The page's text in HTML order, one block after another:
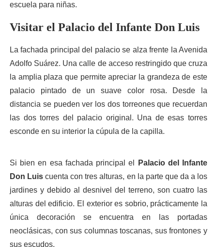
escuela para niñas.
Visitar el Palacio del Infante Don Luis
La fachada principal del palacio se alza frente la Avenida
Adolfo Suárez. Una calle de acceso restringido que cruza
la amplia plaza que permite apreciar la grandeza de este
palacio pintado de un suave color rosa. Desde la
distancia se pueden ver los dos torreones que recuerdan
las dos torres del palacio original. Una de esas torres
esconde en su interior la cúpula de la capilla.
Si bien en esa fachada principal el
Palacio del Infante
Don Luis cuenta con tres alturas, en la parte que da a los
jardines y debido al desnivel del terreno, son cuatro las
alturas del edificio. El exterior es sobrio, prácticamente la
única decoración se encuentra en las portadas
neoclásicas, con sus columnas toscanas, sus frontones y
sus escudos.